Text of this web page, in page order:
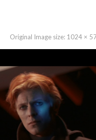
Original Image size: 1024 ×